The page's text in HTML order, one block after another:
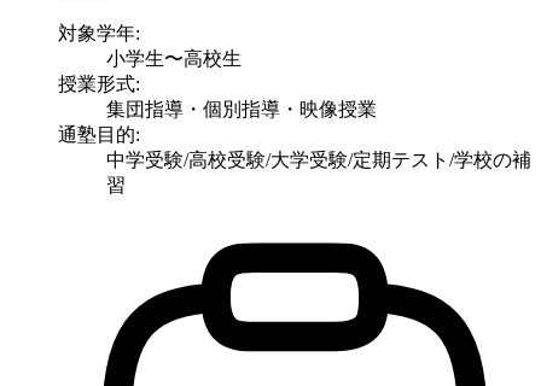
対象学年:
小学生〜高校生
授業形式:
集団指導・個別指導・映像授業
通塾目的:
中学受験/高校受験/大学受験/定期テスト/学校の補
習